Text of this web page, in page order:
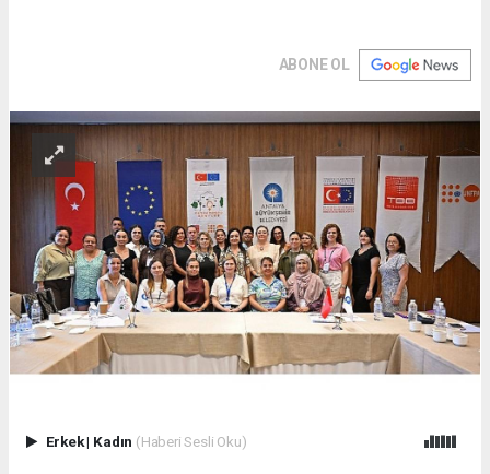
ABONE OL
Erkek| Kadın (Haberi Sesli Oku)